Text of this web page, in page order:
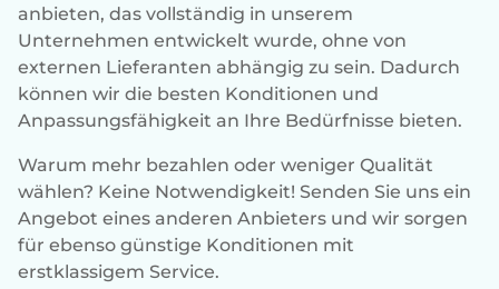
anbieten, das vollständig in unserem
Unternehmen entwickelt wurde, ohne von
externen Lieferanten abhängig zu sein. Dadurch
können wir die besten Konditionen und
Anpassungsfähigkeit an Ihre Bedürfnisse bieten.
Warum mehr bezahlen oder weniger Qualität
wählen? Keine Notwendigkeit! Senden Sie uns ein
Angebot eines anderen Anbieters und wir sorgen
für ebenso günstige Konditionen mit
erstklassigem Service.